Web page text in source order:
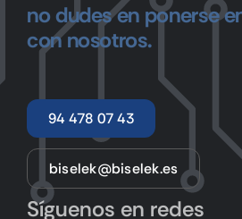
no dudes en ponerse
con nosotros.
94 478 07 43
biselek@biselek.es
Síguenos en redes